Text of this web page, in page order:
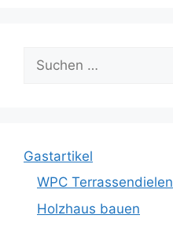
nach:
Gastartikel
WPC Terrassendielen
Holzhaus bauen